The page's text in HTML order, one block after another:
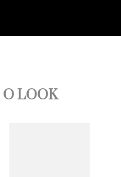
O LOOK